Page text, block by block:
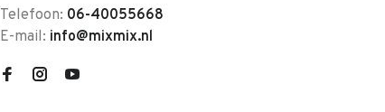
Telefoon: 06-40055668
E-mail: info@mixmix.nl